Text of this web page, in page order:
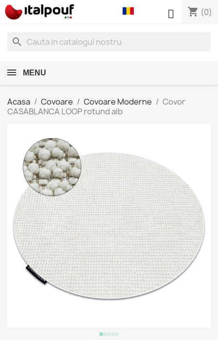
shopping_cart (0)

search
MENU
Acasa Covoare Covoare Moderne
Covor
CASABLANCA LOOP rotund alb